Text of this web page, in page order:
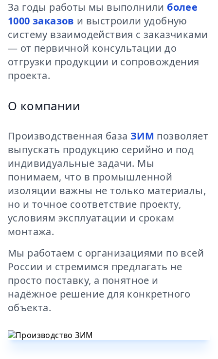
За годы работы мы выполнили более
1000 заказов и выстроили удобную
систему взаимодействия с заказчиками
— от первичной консультации до
отгрузки продукции и сопровождения
проекта.
О компании
Производственная база ЗИМ позволяет
выпускать продукцию серийно и под
индивидуальные задачи. Мы
понимаем, что в промышленной
изоляции важны не только материалы,
но и точное соответствие проекту,
условиям эксплуатации и срокам
монтажа.
Мы работаем с организациями по всей
России и стремимся предлагать не
просто поставку, а понятное и
надёжное решение для конкретного
объекта.